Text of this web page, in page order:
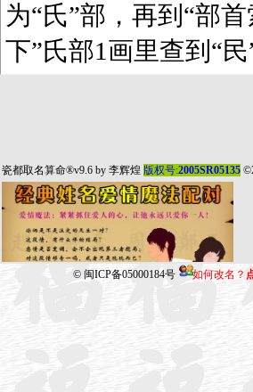
为“氏”部，再到“部
下”氏部1画里查到“
瓷都取名算命®v9.6 by 李辉煌 版权号:2005SR05135
© 闽ICP备05000184号 如何改名？